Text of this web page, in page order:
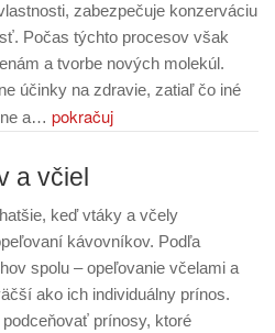
zabezpečuje konzerváciu
Počas týchto procesov však
a tvorbe nových molekúl.
účinky na zdravie, zatiaľ čo iné
a… pokračuj
a včiel
keď vtáky a včely
kávovníkov. Podľa
spolu – opeľovanie včelami a
ako ich individuálny prínos.
prínosy, ktoré